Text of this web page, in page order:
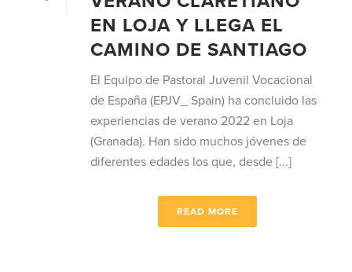
EN LOJA Y LLEGA EL
CAMINO DE SANTIAGO
El Equipo de Pastoral Juvenil Vocacional
de España (EPJV_ Spain) ha concluido las
experiencias de verano 2022 en Loja
(Granada). Han sido muchos jóvenes de
diferentes edades los que, desde [...]
READ MORE